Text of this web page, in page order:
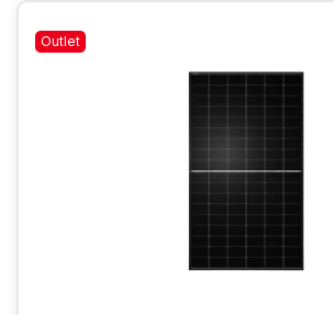
Outlet